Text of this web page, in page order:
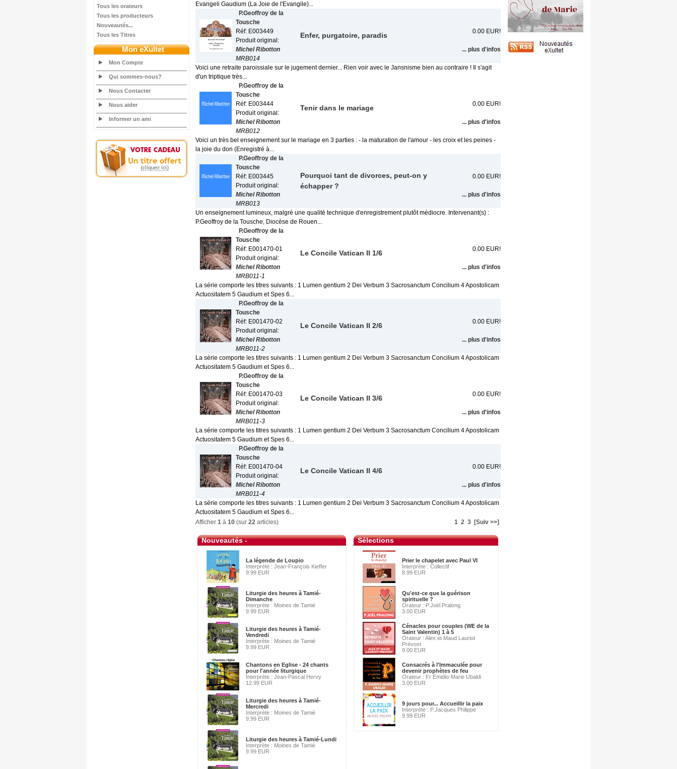
Tous les orateurs
Tous les producteurs
Nouveautés...
Tous les Titres
Mon eXultet
Mon Compte
Qui sommes-nous?
Nous Contacter
Nous aider
Informer un ami
Evangeli Gaudium (La Joie de l'Evangile)...
P.Geoffroy de la
Tousche
Réf: E003449
Produit original:
Michel Ribotton
MRB014
Enfer, purgatoire, paradis 0.00 EUR!
... plus d'infos
Voici une retraite paroissiale sur le jugement dernier... Rien voir avec le Jansnisme bien au contraire ! Il s'agit
d'un triptique très...
P.Geoffroy de la
Tousche
Réf: E003444
Produit original:
Michel Ribotton
MRB012
Tenir dans le mariage 0.00 EUR!
... plus d'infos
Voici un très bel enseignement sur le mariage en 3 parties : - la maturation de l'amour - les croix et les peines -
la joie du don (Enregistré à...
P.Geoffroy de la
Tousche
Réf: E003445
Produit original:
Michel Ribotton
MRB013
Pourquoi tant de divorces, peut-on y
échapper ?
0.00 EUR!
... plus d'infos
Un enseignement lumineux, malgré une qualité technique d'enregistrement plutôt médiocre. Intervenant(s) :
P.Geoffroy de la Tousche, Diocèse de Rouen...
P.Geoffroy de la
Tousche
Réf: E001470-01
Produit original:
Michel Ribotton
MRB011-1
Le Concile Vatican II 1/6 0.00 EUR!
... plus d'infos
La série comporte les titres suivants : 1 Lumen gentium 2 Dei Verbum 3 Sacrosanctum Concilium 4 Apostolicam
Actuositatem 5 Gaudium et Spes 6...
P.Geoffroy de la
Tousche
Réf: E001470-02
Produit original:
Michel Ribotton
MRB011-2
Le Concile Vatican II 2/6 0.00 EUR!
... plus d'infos
La série comporte les titres suivants : 1 Lumen gentium 2 Dei Verbum 3 Sacrosanctum Concilium 4 Apostolicam
Actuositatem 5 Gaudium et Spes 6...
P.Geoffroy de la
Tousche
Réf: E001470-03
Produit original:
Michel Ribotton
MRB011-3
Le Concile Vatican II 3/6 0.00 EUR!
... plus d'infos
La série comporte les titres suivants : 1 Lumen gentium 2 Dei Verbum 3 Sacrosanctum Concilium 4 Apostolicam
Actuositatem 5 Gaudium et Spes 6...
P.Geoffroy de la
Tousche
Réf: E001470-04
Produit original:
Michel Ribotton
MRB011-4
Le Concile Vatican II 4/6 0.00 EUR!
... plus d'infos
La série comporte les titres suivants : 1 Lumen gentium 2 Dei Verbum 3 Sacrosanctum Concilium 4 Apostolicam
Actuositatem 5 Gaudium et Spes 6...
Afficher 1 à 10 (sur 22 articles) 1 2 3 [Suiv >>]
Nouveautés -
La légende de Loupio
Interprète : Jean-François Kieffer
9.99 EUR
Liturgie des heures à Tamié-
Dimanche
Interprète : Moines de Tamié
9.99 EUR
Liturgie des heures à Tamié-
Vendredi
Interprète : Moines de Tamié
9.99 EUR
Chantons en Eglise - 24 chants
pour l'année liturgique
Interprète : Jean-Pascal Hervy
12.99 EUR
Liturgie des heures à Tamié-
Mercredi
Interprète : Moines de Tamié
9.99 EUR
Liturgie des heures à Tamié-Lundi
Interprète : Moines de Tamié
9.99 EUR
Sélections
Prier le chapelet avec Paul VI
Interprète : Collectif
8.99 EUR
Qu'est-ce que la guérison
spirituelle ?
Orateur : P.Joël Pralong
3.00 EUR
Cénacles pour couples (WE de la
Saint Valentin) 1 à 5
Orateur : Alex et Maud Lauriot
Prévost
9.00 EUR
Consacrés à l'Immaculée pour
devenir prophètes de feu
Orateur : Fr Emidio-Marie Ubaldi
3.00 EUR
9 jours pour... Accueillir la paix
Interprète : P.Jacques Philippe
9.99 EUR